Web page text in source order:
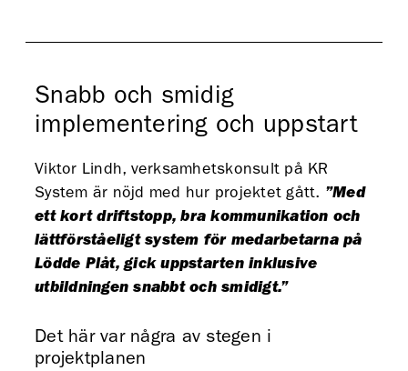
Snabb och smidig
implementering och uppstart
Viktor Lindh, verksamhetskonsult på KR
System är nöjd med hur projektet gått. ”Med
ett kort driftstopp, bra kommunikation och
lättförståeligt system för medarbetarna på
Lödde Plåt, gick uppstarten inklusive
utbildningen snabbt och smidigt.”
Det här var några av stegen i
projektplanen